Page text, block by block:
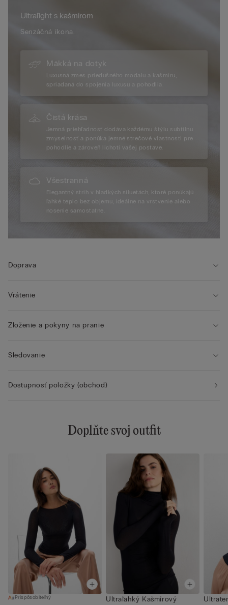
Ultraľight s kašmírom
Senzáčná ikona.
Mäkká na dotyk
Luxusná zmes priedušného modalu a kašmíru,
spriadaná do spojenia luxusu a pohodlia.
Čistá krása
Jemná priehľadnosť dodáva každému štýlu subtílnu
zmyselnosť a ponúka jemné strečové vlastnosti pre
pohodlie a zároveň lichotí vašej postave.
Všestranná
Elegantný strih v hladkých siluetách, ktoré ponúkajú
ľahké teplo bez objemu, ideálne na vrstvenie alebo
nosenie samostatne.
Doprava
Vrátenie
Zloženie a pokyny na pranie
Sledovanie
Dostupnosť položky (obchod)
Doplňte svoj outfit
Prispôsobiteľný Ultraľahký Kašmírový